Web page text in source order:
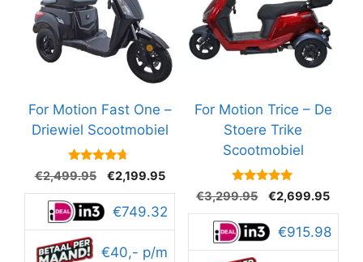
For Motion Fast One –
Driewiel Scootmobiel
4.5
van 5
€2,499.95
Oorspronkelijke
prijs
was:
€2,499.95.
€2,199.95Huidige
prijs
is:
€2,199.95.
€749.32
€40,- p/m
For Motion Trice – De
Stoere Trike
Scootmobiel
4.9
van 5
€3,299.95
Oorspronkelijke
prijs
was:
€3,299.95.
€2,699.95
prijs
is:
€915.98